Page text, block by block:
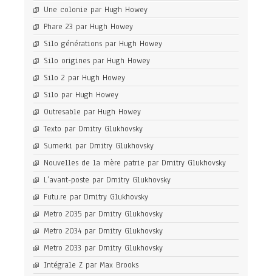
Une colonie par Hugh Howey
Phare 23 par Hugh Howey
Silo générations par Hugh Howey
Silo origines par Hugh Howey
Silo 2 par Hugh Howey
Silo par Hugh Howey
Outresable par Hugh Howey
Texto par Dmitry Glukhovsky
Sumerki par Dmitry Glukhovsky
Nouvelles de la mère patrie par Dmitry Glukhovsky
L’avant-poste par Dmitry Glukhovsky
Futu.re par Dmitry Glukhovsky
Metro 2035 par Dmitry Glukhovsky
Metro 2034 par Dmitry Glukhovsky
Metro 2033 par Dmitry Glukhovsky
Intégrale Z par Max Brooks